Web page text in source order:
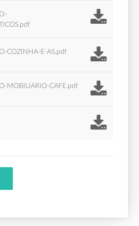
COZINHA-E-AS.pdf
MOBILIARIO-CAFE.pdf